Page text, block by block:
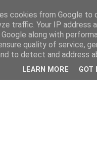
cookies from Google to
traffic. Your IP address
along with
quality of service,
to detect and address
LEARN MORE GOT